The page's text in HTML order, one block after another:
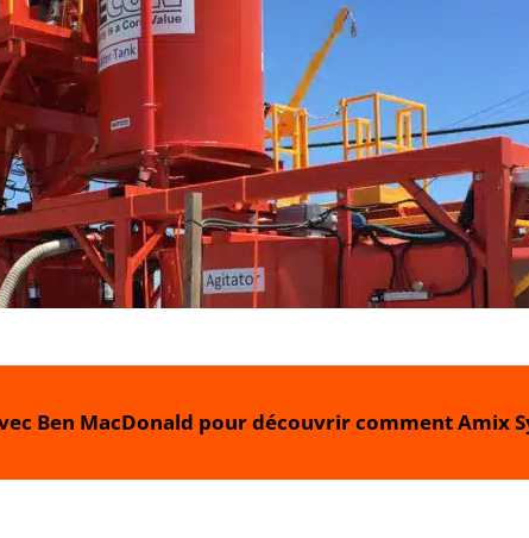
Ben MacDonald pour découvrir comment Amix